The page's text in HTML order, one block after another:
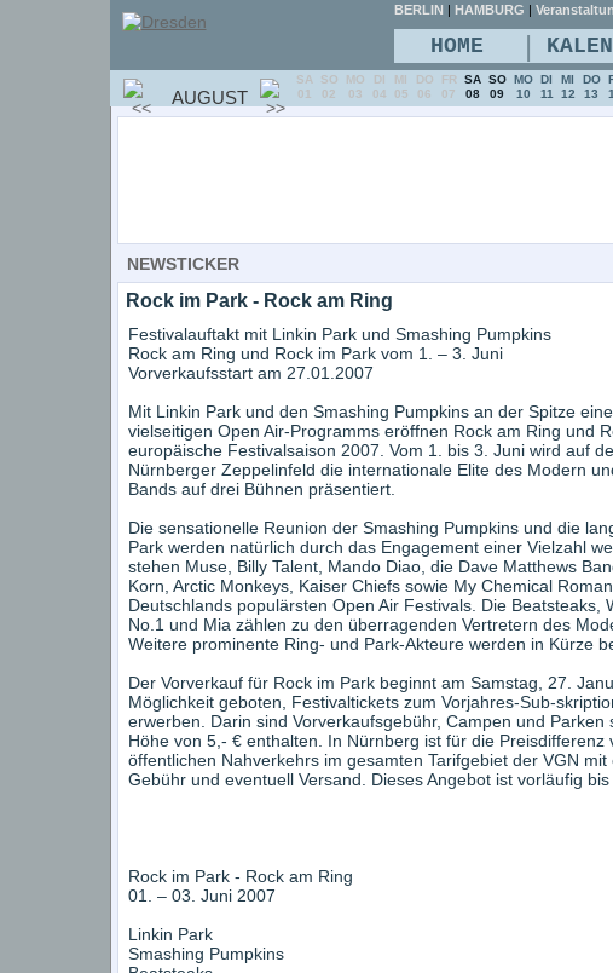
NEWSTICKER
Rock im Park - Rock am Ring
Festivalauftakt mit Linkin Park und Smashing Pumpkins
Rock am Ring und Rock im Park vom 1. – 3. Juni
Vorverkaufsstart am 27.01.2007
Mit Linkin Park und den Smashing Pumpkins an der Spitze
vielseitigen Open Air-Programms eröffnen Rock am Ring und
europäische Festivalsaison 2007. Vom 1. bis 3. Juni wird auf
Nürnberger Zeppelinfeld die internationale Elite des Modern
Bands auf drei Bühnen präsentiert.
Die sensationelle Reunion der Smashing Pumpkins und die
Park werden natürlich durch das Engagement einer Vielzahl
stehen Muse, Billy Talent, Mando Diao, die Dave Matthews
Korn, Arctic Monkeys, Kaiser Chiefs sowie My Chemical
Deutschlands populärsten Open Air Festivals. Die Beatsteaks,
No.1 und Mia zählen zu den überragenden Vertretern des
Weitere prominente Ring- und Park-Akteure werden in Kürze
Der Vorverkauf für Rock im Park beginnt am Samstag, 27.
Möglichkeit geboten, Festivaltickets zum Vorjahres-Sub-
erwerben. Darin sind Vorverkaufsgebühr, Campen und
Höhe von 5,- € enthalten. In Nürnberg ist für die Preisdifferenz
öffentlichen Nahverkehrs im gesamten Tarifgebiet der VGN
Gebühr und eventuell Versand. Dieses Angebot ist vorläufig
Rock im Park - Rock am Ring
01. – 03. Juni 2007
Linkin Park
Smashing Pumpkins
BERLIN | HAMBURG |
HOME |
AUGUST
SA
01
SO
02
MO
03
DI
04
MI
05
DO
06
FR
07
SA
08
SO
09
MO
10
DI
11
MI
12
DO
13